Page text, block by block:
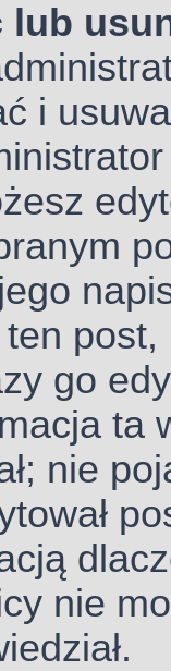
lub
i
ten
go
ta
nie
nie